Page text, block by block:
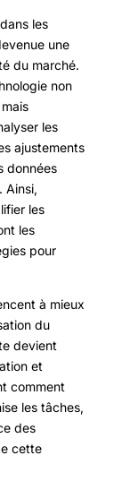
les
une
du marché.
non
les
ajustements
données
Ainsi,
les
les
pour
à mieux
du
devient
et
comment
les tâches,
des
cette